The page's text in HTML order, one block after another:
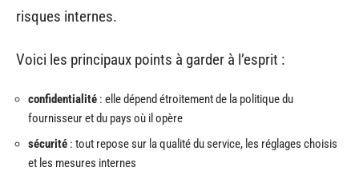
risques internes.
Voici les principaux points à garder à l’esprit :
confidentialité : elle dépend étroitement de la politique du
fournisseur et du pays où il opère
sécurité : tout repose sur la qualité du service, les réglages choisis
et les mesures internes